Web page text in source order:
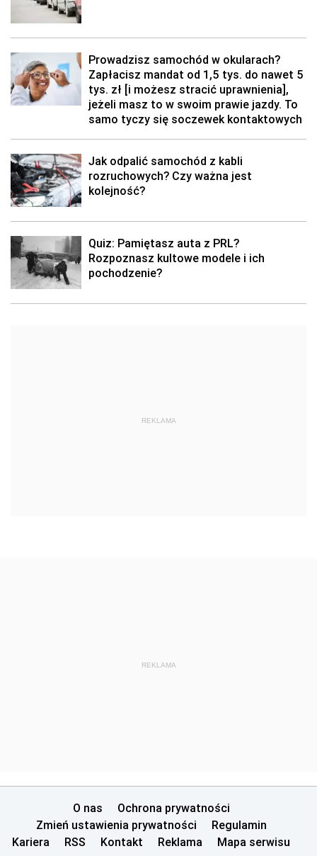
Prowadzisz samochód w okularach?
Zapłacisz mandat od 1,5 tys. do nawet 5
tys. zł [i możesz stracić uprawnienia],
jeżeli masz to w swoim prawie jazdy. To
samo tyczy się soczewek kontaktowych
Jak odpalić samochód z kabli
rozruchowych? Czy ważna jest
kolejność?
Quiz: Pamiętasz auta z PRL?
Rozpoznasz kultowe modele i ich
pochodzenie?
REKLAMA
REKLAMA
O nas
Ochrona prywatności
Zmień ustawienia prywatności
Regulamin
Kariera
RSS Kontakt Reklama Mapa serwisu